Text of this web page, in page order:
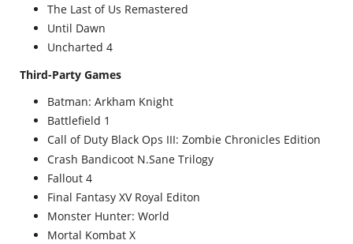
The Last of Us Remastered
Until Dawn
Uncharted 4
Third-Party Games
Batman: Arkham Knight
Battlefield 1
Call of Duty Black Ops III: Zombie Chronicles Edition
Crash Bandicoot N.Sane Trilogy
Fallout 4
Final Fantasy XV Royal Editon
Monster Hunter: World
Mortal Kombat X